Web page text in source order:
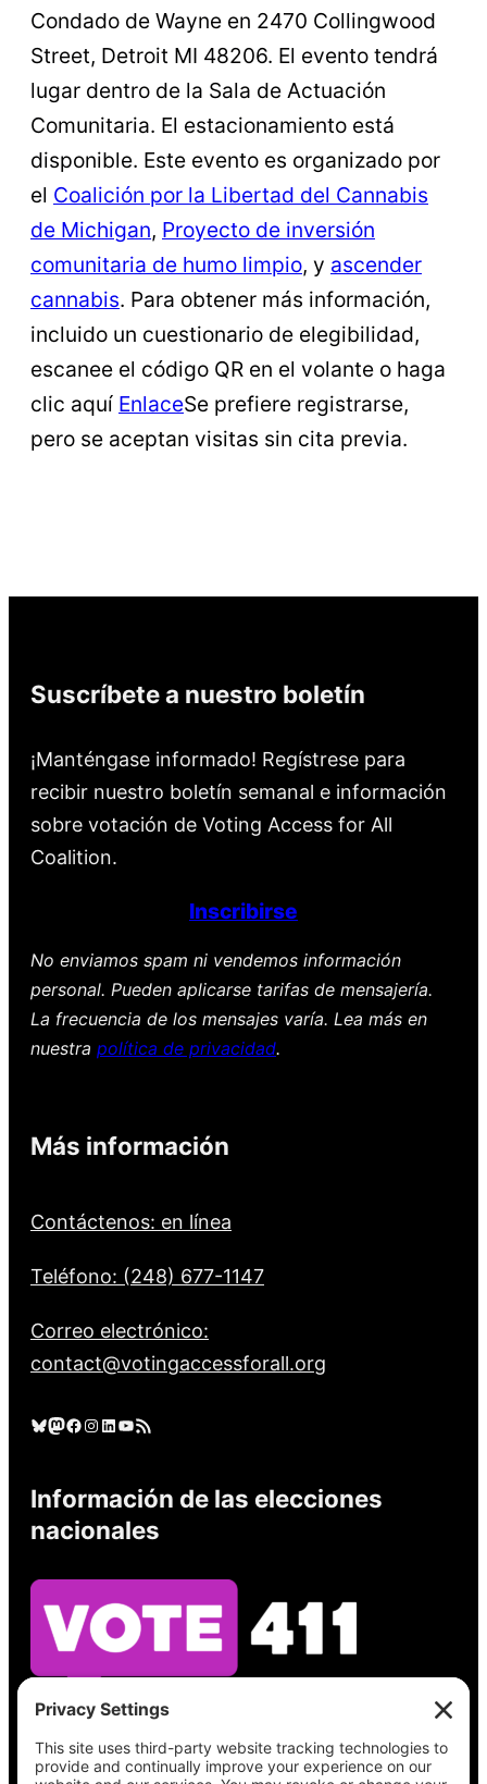
Condado de Wayne en 2470 Collingwood
Street, Detroit MI 48206. El evento tendrá
lugar dentro de la Sala de Actuación
Comunitaria. El estacionamiento está
disponible. Este evento es organizado por
el Coalición por la Libertad del Cannabis
de Michigan, Proyecto de inversión
comunitaria de humo limpio, y ascender
cannabis. Para obtener más información,
incluido un cuestionario de elegibilidad,
escanee el código QR en el volante o haga
clic aquí EnlaceSe prefiere registrarse,
pero se aceptan visitas sin cita previa.
Suscríbete a nuestro boletín
¡Manténgase informado! Regístrese para
recibir nuestro boletín semanal e información
sobre votación de Voting Access for All
Coalition.
Inscribirse
No enviamos spam ni vendemos información
personal. Pueden aplicarse tarifas de mensajería.
La frecuencia de los mensajes varía. Lea más en
nuestra política de privacidad.
Más información
Contáctenos: en línea
Teléfono: (248) 677-1147
Correo electrónico:
contact@votingaccessforall.org
Cielo azul Mastodonte Facebook Instagram LinkedIn YouTube Feed RSS
Información de las elecciones
nacionales
Vea lo que hay en su boleta, encuentre su
lugar de votación, verifique el estado de su